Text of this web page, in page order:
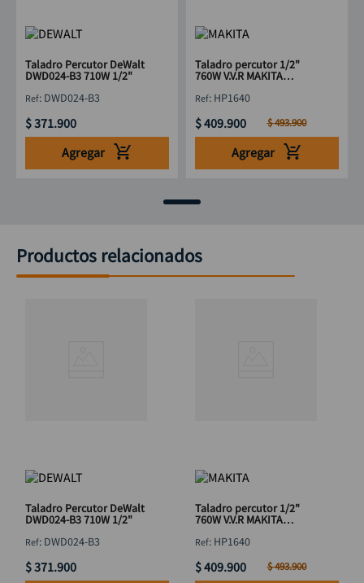
Taladro Percutor DeWalt
DWD024-B3 710W 1/2"
: DWD024-B3
$371.900
Agregar
Taladro percutor 1/2"
760W V.V.R MAKITA
: HP1640
$409.900 $493.900
Agregar
Productos relacionados
Taladro Percutor DeWalt
DWD024-B3 710W 1/2"
: DWD024-B3
$371.900
Taladro percutor 1/2"
760W V.V.R MAKITA
: HP1640
$409.900 $493.900